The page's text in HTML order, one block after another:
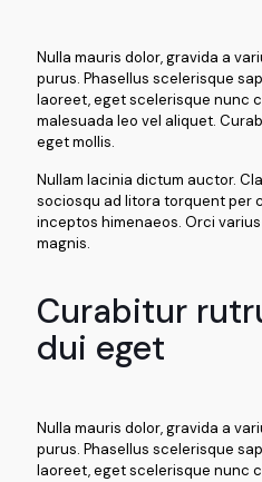
Nulla mauris dolor, gravida a
purus. Phasellus scelerisque
laoreet, eget scelerisque nunc
malesuada leo vel aliquet.
eget mollis.
Nullam lacinia dictum auctor.
sociosqu ad litora torquent per
inceptos himenaeos. Orci
magnis.
Curabitur
dui eget
Nulla mauris dolor, gravida a
purus. Phasellus scelerisque
laoreet, eget scelerisque nunc